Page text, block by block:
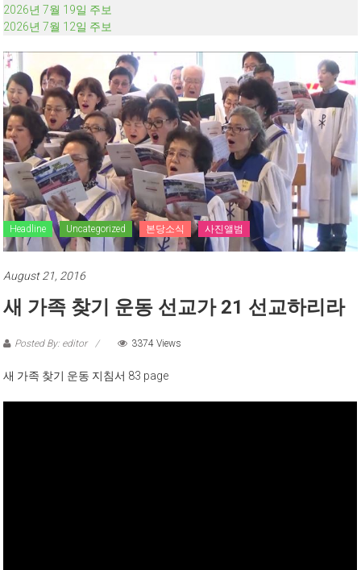
2026년 7월 19일 주보
2026년 7월 12일 주보
Headline Uncategorized 본당소식 사진앨범
August 21, 2016
새 가족 찾기 운동 선교가 21 선교하리라
Posted By: editor 3374 Views
새 가족 찾기 운동 지침서 83 page